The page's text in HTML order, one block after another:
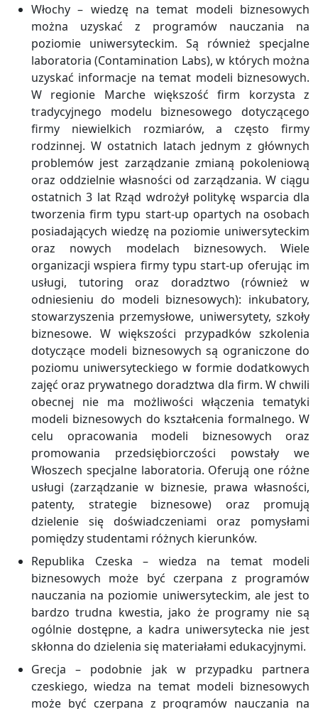
Włochy – wiedzę na temat modeli biznesowych
można uzyskać z programów nauczania na
poziomie uniwersyteckim. Są również specjalne
laboratoria (Contamination Labs), w których można
uzyskać informacje na temat modeli biznesowych.
W regionie Marche większość firm korzysta z
tradycyjnego modelu biznesowego dotyczącego
firmy niewielkich rozmiarów, a często firmy
rodzinnej. W ostatnich latach jednym z głównych
problemów jest zarządzanie zmianą pokoleniową
oraz oddzielnie własności od zarządzania. W ciągu
ostatnich 3 lat Rząd wdrożył politykę wsparcia dla
tworzenia firm typu start-up opartych na osobach
posiadających wiedzę na poziomie uniwersyteckim
oraz nowych modelach biznesowych. Wiele
organizacji wspiera firmy typu start-up oferując im
usługi, tutoring oraz doradztwo (również w
odniesieniu do modeli biznesowych): inkubatory,
stowarzyszenia przemysłowe, uniwersytety, szkoły
biznesowe. W większości przypadków szkolenia
dotyczące modeli biznesowych są ograniczone do
poziomu uniwersyteckiego w formie dodatkowych
zajęć oraz prywatnego doradztwa dla firm. W chwili
obecnej nie ma możliwości włączenia tematyki
modeli biznesowych do kształcenia formalnego. W
celu opracowania modeli biznesowych oraz
promowania przedsiębiorczości powstały we
Włoszech specjalne laboratoria. Oferują one różne
usługi (zarządzanie w biznesie, prawa własności,
patenty, strategie biznesowe) oraz promują
dzielenie się doświadczeniami oraz pomysłami
pomiędzy studentami różnych kierunków.
Republika Czeska – wiedza na temat modeli
biznesowych może być czerpana z programów
nauczania na poziomie uniwersyteckim, ale jest to
bardzo trudna kwestia, jako że programy nie są
ogólnie dostępne, a kadra uniwersytecka nie jest
skłonna do dzielenia się materiałami edukacyjnymi.
Grecja – podobnie jak w przypadku partnera
czeskiego, wiedza na temat modeli biznesowych
może być czerpana z programów nauczania na